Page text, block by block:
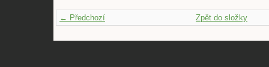
← Předchozí Zpět do složky